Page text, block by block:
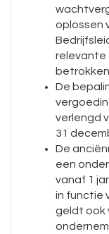
oplossen
relevante
De
verlengd
31
De
een
vanaf 1
in functie
geldt ook